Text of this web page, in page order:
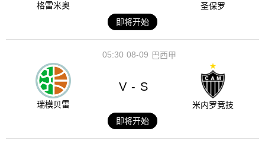
格雷米奥
圣保罗
即将开始
08-09
05:30 巴西甲
瑞模贝雷
V - S
米内罗竞技
即将开始